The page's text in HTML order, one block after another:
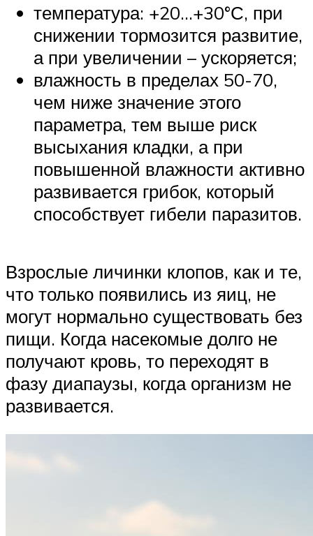
температура: +20…+30°С, при
снижении тормозится развитие,
а при увеличении – ускоряется;
влажность в пределах 50-70,
чем ниже значение этого
параметра, тем выше риск
высыхания кладки, а при
повышенной влажности активно
развивается грибок, который
способствует гибели паразитов.
Взрослые личинки клопов, как и те,
что только появились из яиц, не
могут нормально существовать без
пищи. Когда насекомые долго не
получают кровь, то переходят в
фазу диапаузы, когда организм не
развивается.